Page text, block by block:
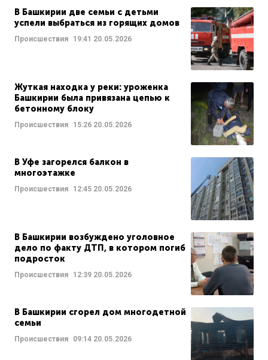
В Башкирии две семьи с детьми
успели выбраться из горящих домов
Происшествия 19:41 20.05.2026
Жуткая находка у реки: уроженка
Башкирии была привязана цепью к
бетонному блоку
Происшествия 15:26 20.05.2026
В Уфе загорелся балкон в
многоэтажке
Происшествия 12:45 20.05.2026
В Башкирии возбуждено уголовное
дело по факту ДТП, в котором погиб
подросток
Происшествия 12:39 20.05.2026
В Башкирии сгорел дом многодетной
семьи
Происшествия 09:14 20.05.2026